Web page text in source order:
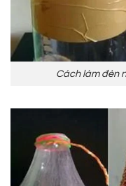
Cách làm đèn